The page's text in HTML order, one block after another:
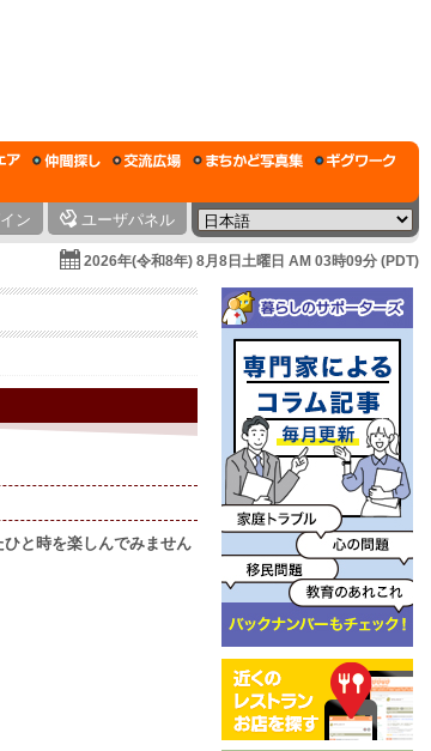
ン ユーザパネル
2026年(令和8年) 8月8日土曜日 AM 03時09分 (PDT)
と時を楽しんでみません